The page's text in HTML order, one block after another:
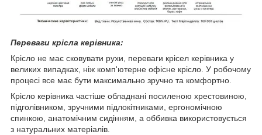
Переваги крісла керівника:
Крісло не має сковувати рухи, переваги крісел керівника у
великих випадках, ніж комп'ютерне офісне крісло. У робочому
процесі все має бути максимально зручно та комфортно.
Крісло керівника частіше обладнані посиленою хрестовиною,
підголівником, зручними підлокітниками, ергономічною
спинкою, анатомічним сидінням, а оббивка використовується
з натуральних матеріалів.